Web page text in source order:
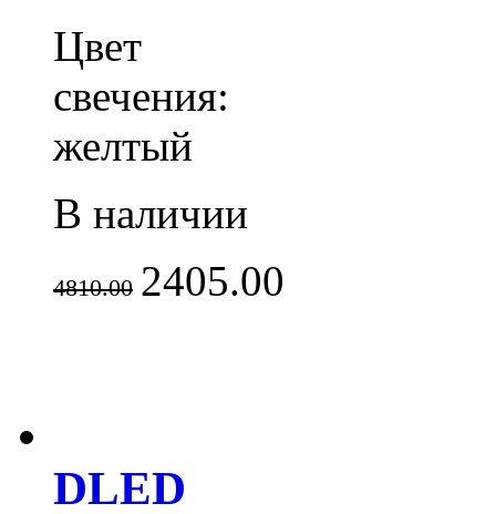
Цвет
свечения:
желтый
В наличии
4810.00 2405.00
DLED